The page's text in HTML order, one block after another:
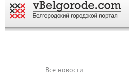
Все новости